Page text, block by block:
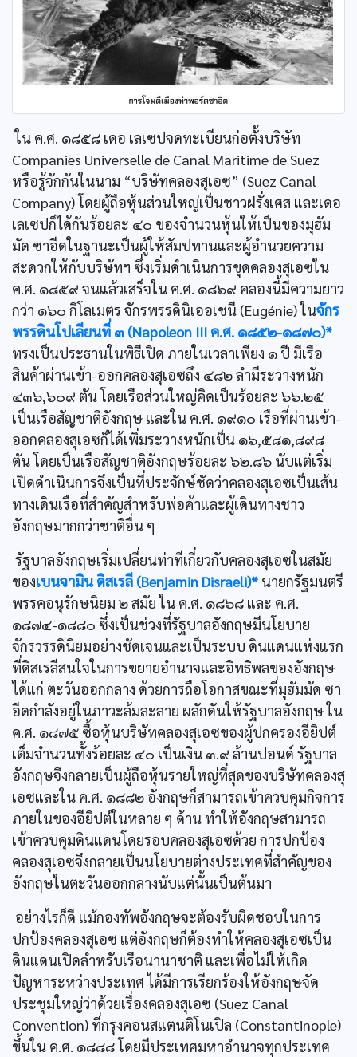
ใน ค.ศ. ๑๘๕๘ เดอ เลเซปจดทะเบียนก่อตั้งบริษัท
Companies Universelle de Canal Maritime de Suez
หรือรู้จักกันในนาม “บริษัทคลองสุเอซ” (Suez Canal
Company) โดยผู้ถือหุ้นส่วนใหญ่เป็นชาวฝรั่งเศส และเดอ
เลเซปก็ได้กันร้อยละ ๔๐ ของจำนวนหุ้นให้เป็นของมุฮัม
มัด ซาอีดในฐานะเป็นผู้ให้สัมปทานและผู้อำนวยความ
สะดวกให้กับบริษัทฯ ซึ่งเริ่มดำเนินการขุดคลองสุเอซใน
ค.ศ. ๑๘๕๙ จนแล้วเสร็จใน ค.ศ. ๑๘๖๙ คลองนี้มีความยาว
กว่า ๑๖๐ กิโลเมตร จักรพรรดินิเออเชนี (Eugénie) ในจักร
พรรดินโปเลียนที่ ๓ (Napoleon III ค.ศ. ๑๘๕๒-๑๘๗๐)*
ทรงเป็นประธานในพิธีเปิด ภายในเวลาเพียง ๑ ปี มีเรือ
สินค้าผ่านเข้า-ออกคลองสุเอซถึง ๔๘๒ ลำมีระวางหนัก
๔๓๖,๖๐๙ ตัน โดยเรือส่วนใหญ่คิดเป็นร้อยละ ๖๖.๒๕
เป็นเรือสัญชาติอังกฤษ และใน ค.ศ. ๑๙๑๐ เรือที่ผ่านเข้า-
ออกคลองสุเอซก็ได้เพิ่มระวางหนักเป็น ๑๖,๕๘๑,๘๙๘
ตัน โดยเป็นเรือสัญชาติอังกฤษร้อยละ ๖๒.๘๖ นับแต่เริ่ม
เปิดดำเนินการจึงเป็นที่ประจักษ์ชัดว่าคลองสุเอซเป็นเส้น
ทางเดินเรือที่สำคัญสำหรับพ่อค้าและผู้เดินทางชาว
อังกฤษมากกว่าชาติอื่น ๆ
รัฐบาลอังกฤษเริ่มเปลี่ยนท่าทีเกี่ยวกับคลองสุเอซในสมัย
ของเบนจามิน ดิสเรลี (Benjamin Disraeli)* นายกรัฐมนตรี
พรรคอนุรักษนิยม ๒ สมัย ใน ค.ศ. ๑๘๖๘ และ ค.ศ.
๑๘๗๔-๑๘๘๐ ซึ่งเป็นช่วงที่รัฐบาลอังกฤษมีนโยบาย
จักรวรรดินิยมอย่างชัดเจนและเป็นระบบ ดินแดนแห่งแรก
ที่ดิสเรลีสนใจในการขยายอำนาจและอิทธิพลของอังกฤษ
ได้แก่ ตะวันออกกลาง ด้วยการถือโอกาสขณะที่มุฮัมมัด ซา
อีดกำลังอยู่ในภาวะล้มละลาย ผลักดันให้รัฐบาลอังกฤษ ใน
ค.ศ. ๑๘๗๕ ซื้อหุ้นบริษัทคลองสุเอซของผู้ปกครองอียิปต์
เต็มจำนวนทั้งร้อยละ ๔๐ เป็นเงิน ๓.๙ ล้านปอนด์ รัฐบาล
อังกฤษจึงกลายเป็นผู้ถือหุ้นรายใหญ่ที่สุดของบริษัทคลองสุ
เอซและใน ค.ศ. ๑๘๘๒ อังกฤษก็สามารถเข้าควบคุมกิจการ
ภายในของอียิปต์ในหลาย ๆ ด้าน ทำให้อังกฤษสามารถ
เข้าควบคุมดินแดนโดยรอบคลองสุเอซด้วย การปกป้อง
คลองสุเอซจึงกลายเป็นนโยบายต่างประเทศที่สำคัญของ
อังกฤษในตะวันออกกลางนับแต่นั้นเป็นต้นมา
อย่างไรก็ดี แม้กองทัพอังกฤษจะต้องรับผิดชอบในการ
ปกป้องคลองสุเอซ แต่อังกฤษก็ต้องทำให้คลองสุเอซเป็น
ดินแดนเปิดลำหรับเรือนานาชาติ และเพื่อไม่ให้เกิด
ปัญหาระหว่างประเทศ ได้มีการเรียกร้องให้อังกฤษจัด
ประชุมใหญ่ว่าด้วยเรื่องคลองสุเอซ (Suez Canal
Convention) ที่กรุงคอนสแตนติโนเปิล (Constantinople)
ขึ้นใน ค.ศ. ๑๘๘๘ โดยมีประเทศมหาอำนาจทุกประเทศ